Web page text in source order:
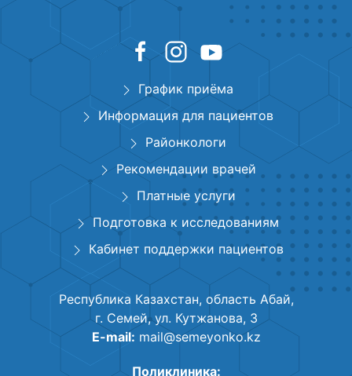
График приёма
Информация для пациентов
Районкологи
Рекомендации врачей
Платные услуги
Подготовка к исследованиям
Кабинет поддержки пациентов
Республика Казахстан, область Абай,
г. Семей, ул. Кутжанова, 3
E-mail: mail@semeyonko.kz
Поликлиника: